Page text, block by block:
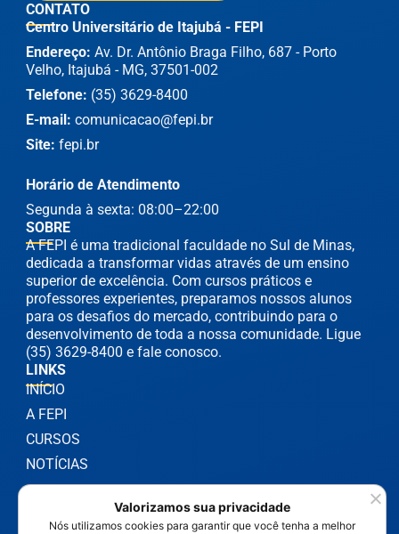
SOBRE
A FEPI é uma tradicional faculdade no Sul de Minas,
dedicada a transformar vidas através de um ensino
superior de excelência. Com cursos práticos e
professores experientes, preparamos nossos alunos
para os desafios do mercado, contribuindo para o
desenvolvimento de toda a nossa comunidade. Ligue
(35) 3629-8400 e fale conosco.
LINKS
INÍCIO
A FEPI
CURSOS
NOTÍCIAS
CONTATO
Centro Universitário de Itajubá - FEPI
Endereço: Av. Dr. Antônio Braga Filho, 687 - Porto
Velho, Itajubá - MG, 37501-002
Telefone: (35) 3629-8400
E-mail: comunicacao@fepi.br
Site: fepi.br
Horário de Atendimento
Segunda à sexta: 08:00–22:00
Valorizamos sua privacidade
Nós utilizamos cookies para garantir que você tenha a melhor